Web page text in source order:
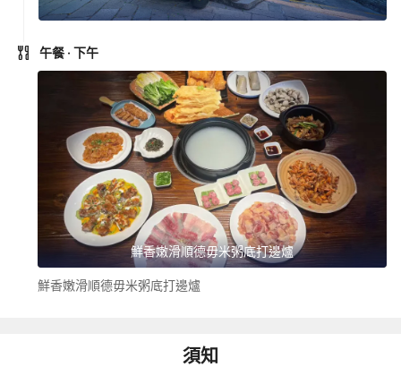
午餐 · 下午
鮮香嫩滑順德毋米粥底打邊爐
鮮香嫩滑順德毋米粥底打邊爐
須知